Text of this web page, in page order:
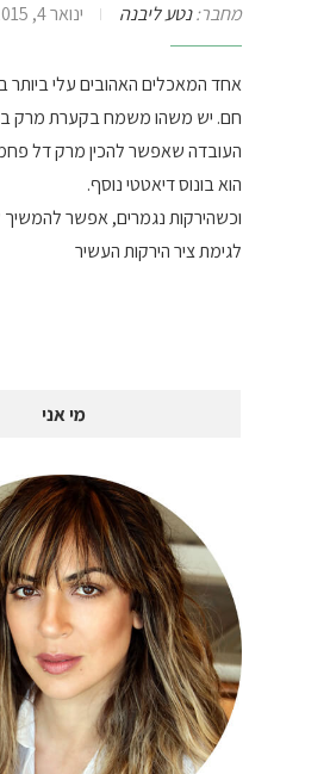
מחבר:נטע ליבנה ינואר 4, 2015
אחד המאכלים האהובים עלי ביותר
חם. יש משהו משמח בקערת מרק
העובדה שאפשר להכין מרק דל
הוא בונוס דיאטטי נוסף.
וכשהירקות נגמרים, אפשר
לגימת ציר הירקות העשיר
מי אני